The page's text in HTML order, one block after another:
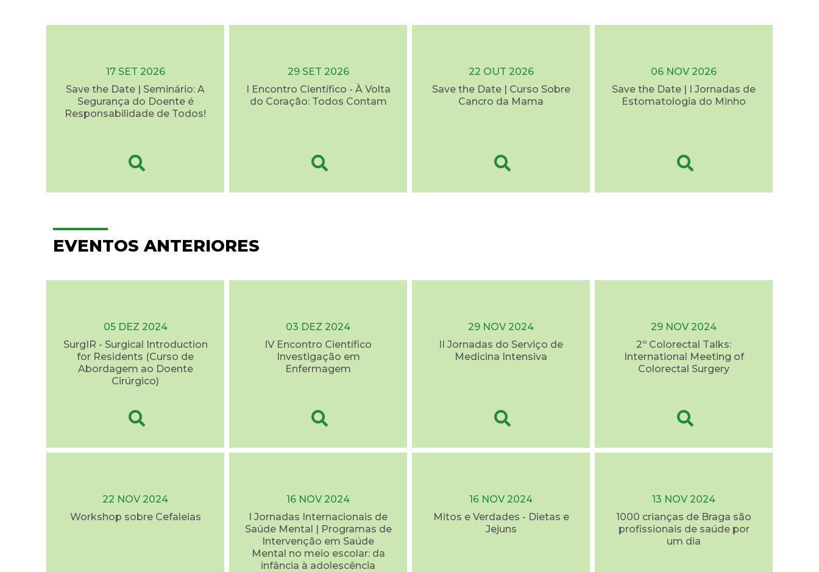
17 SET 2026
Save the Date | Seminário: A
Segurança do Doente é
Responsabilidade de Todos!
29 SET 2026
I Encontro Científico - À Volta
do Coração: Todos Contam
22 OUT 2026
Save the Date | Curso Sobre
Cancro da Mama
06 NOV 2026
Save the Date | I Jornadas de
Estomatologia do Minho
EVENTOS ANTERIORES
05 DEZ 2024
SurgIR - Surgical Introduction
for Residents (Curso de
Abordagem ao Doente
Cirúrgico)
03 DEZ 2024
IV Encontro Científico
Investigação em
Enfermagem
29 NOV 2024
II Jornadas do Serviço de
Medicina Intensiva
29 NOV 2024
2º Colorectal Talks:
International Meeting of
Colorectal Surgery
22 NOV 2024
Workshop sobre Cefaleias
16 NOV 2024
I Jornadas Internacionais de
Saúde Mental | Programas de
Intervenção em Saúde
Mental no meio escolar: da
infância à adolescência
16 NOV 2024
Mitos e Verdades - Dietas e
Jejuns
13 NOV 2024
1000 crianças de Braga são
profissionais de saúde por
um dia